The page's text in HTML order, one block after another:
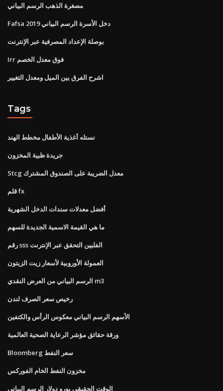
مصغرة الذهب الرسم البياني
Fafsa دخل الأسرة الرسم البياني 2019
بوصلة الإعداد المصرفية عبر الإنترنت
Irr فوق معدل الخصم
اشرح الفرق بين الميل ومعدل التغيير
Tags
نستله أغذية الأطفال مخطط الهند
جريدة ظبية المخزون
Stcg معدل الضريبة على الصندوق المشترك
قلم fx
أفضل معدلات سندات الدخل الشهرية
ما هي القيمة الاسمية الجديدة للسهم
رقم sss الفلبين التحقق عبر الإنترنت
العمولة الأوروبية لأسعار زيت الزيتون
الرسم البياني من العرض النقدي m3
رخيص سعر الصرف لندن
الأسهم الرسم البياني معكوس الرأس والكتفين
ورقة حقائق مؤشر الرعاية الصحية العالمية
Bloomberg سعر النفط
مخزون النفط الخام الفوركس
الوقت الحقيقي يورو دولار الرسم البياني